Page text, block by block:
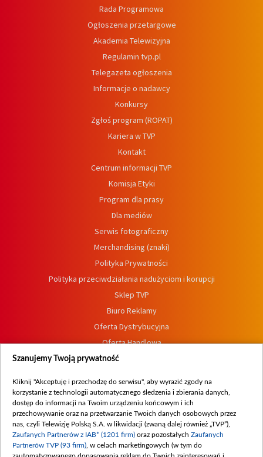
Rada Programowa
Ogłoszenia przetargowe
Akademia Telewizyjna
Regulamin tvp.pl
Telegazeta ogłoszenia
Informacje o nadawcy
Konkursy
Zgłoś program (ROPAT)
Kariera w TVP
Kontakt
Centrum informacji TVP
Komisja Etyki
Program dla prasy
Dla mediów
Serwis fotograficzny
Merchandising (znaki)
Polityka Prywatności
Polityka przeciwdziałania nadużyciom i korupcji
Sklep TVP
Biuro Reklamy
Oferta Dystrybucyjna
Oferta Handlowa
Dostępność
Procedura zgłoszeń wewnętrznych
Szanujemy Twoją prywatność
Kliknij "Akceptuję i przechodzę do serwisu", aby wyrazić zgody na
korzystanie z technologii automatycznego śledzenia i zbierania danych,
dostęp do informacji na Twoim urządzeniu końcowym i ich
przechowywanie oraz na przetwarzanie Twoich danych osobowych przez
nas, czyli Telewizję Polską S.A. w likwidacji (zwaną dalej również „TVP”),
Zaufanych Partnerów z IAB* (1201 firm) oraz pozostałych Zaufanych
Partnerów TVP (93 firm) , w celach marketingowych (w tym do